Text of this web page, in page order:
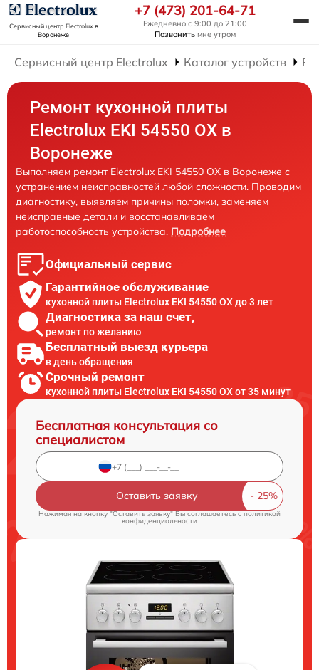
Сервисный центр Electroluxв
Воронеже
+7 (473) 201-64-71
Ежедневно с 9:00 до 21:00
Позвонить мне утром
Сервисный центр Electrolux Каталог устройств
Ремонт кухонной плиты
Electrolux EKI 54550 OX в
Воронеже
Выполняем ремонт Electrolux EKI 54550 OX в Воронеже с
устранением неисправностей любой сложности. Проводим
диагностику, выявляем причины поломки, заменяем
неисправные детали и восстанавливаем
работоспособность устройства. Подробнее
Официальный сервис
Гарантийное обслуживание
кухонной плиты Electrolux EKI 54550 OX до 3 лет
Диагностика за наш счет,
ремонт по желанию
Бесплатный выезд курьера
в день обращения
Срочный ремонт
кухонной плиты Electrolux EKI 54550 OX от 35 минут
Бесплатная консультация со
специалистом
Оставить заявку
Нажимая на кнопку "Оставить заявку" Вы соглашаетесь cполитикой
конфиденциальности